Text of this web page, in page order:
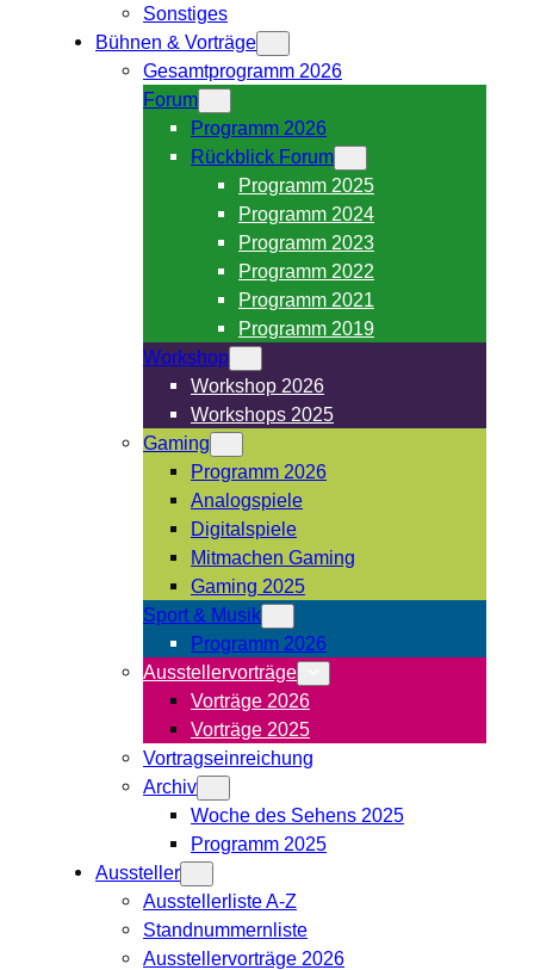
Sonstiges
Bühnen & Vorträge
Gesamtprogramm 2026
Forum
Programm 2026
Rückblick Forum
Programm 2025
Programm 2024
Programm 2023
Programm 2022
Programm 2021
Programm 2019
Workshop
Workshop 2026
Workshops 2025
Gaming
Programm 2026
Analogspiele
Digitalspiele
Mitmachen Gaming
Gaming 2025
Sport & Musik
Programm 2026
Ausstellervorträge
Vorträge 2026
Vorträge 2025
Vortragseinreichung
Archiv
Woche des Sehens 2025
Programm 2025
Aussteller
Ausstellerliste A-Z
Standnummernliste
Ausstellervorträge 2026